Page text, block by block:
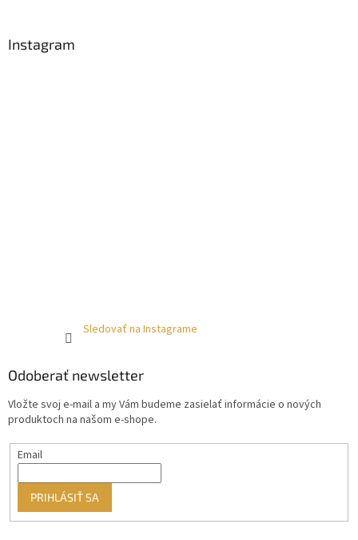
Instagram
Sledovať na Instagrame
Odoberať newsletter
Vložte svoj e-mail a my Vám budeme zasielať informácie o nových
produktoch na našom e-shope.
Email
PRIHLÁSIŤ SA